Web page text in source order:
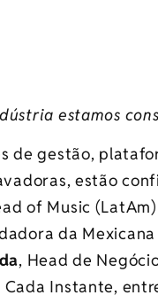
estamos
de gestão,
estão
of Music
da
, Head de
Cada Instante,